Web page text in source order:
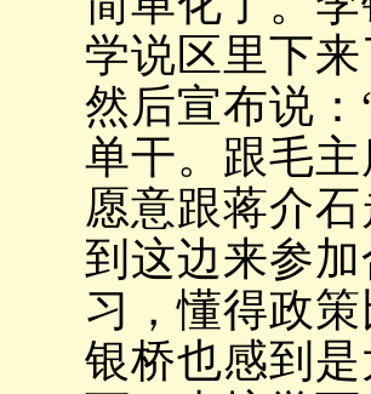
学说区里下
然后宣布说
单干。跟毛
愿意跟蒋介
到这边来参
习，懂得政
银桥也感到